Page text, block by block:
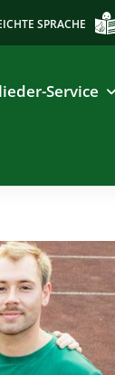
SPRACHE
Service